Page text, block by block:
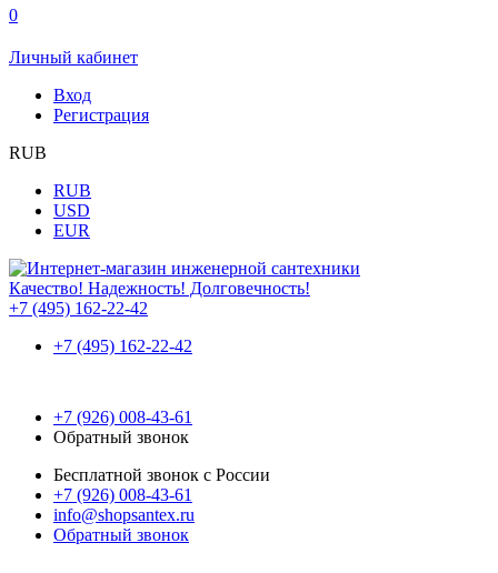
0
Личный кабинет
Вход
Регистрация
RUB
RUB
USD
EUR
Качество! Надежность! Долговечность!
+7 (495) 162-22-42
+7 (495) 162-22-42
+7 (926) 008-43-61
Обратный звонок
Бесплатной звонок с России
+7 (926) 008-43-61
info@shopsantex.ru
Обратный звонок